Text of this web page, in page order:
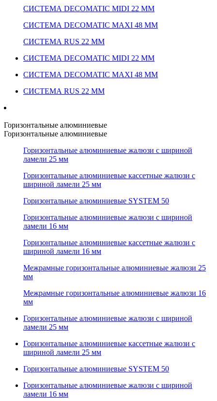
СИСТЕМА DECOMATIC MIDI 22 ММ
СИСТЕМА DECOMATIC MAXI 48 ММ
СИСТЕМА RUS 22 ММ
СИСТЕМА DECOMATIC MIDI 22 ММ
СИСТЕМА DECOMATIC MAXI 48 ММ
СИСТЕМА RUS 22 ММ
Горизонтальные алюминиевые
Горизонтальные алюминиевые
Горизонтальные алюминиевые жалюзи с шириной
ламели 25 мм
Горизонтальные алюминиевые кассетные жалюзи с
шириной ламели 25 мм
Горизонтальные алюминиевые SYSTEM 50
Горизонтальные алюминиевые жалюзи с шириной
ламели 16 мм
Горизонтальные алюминиевые кассетные жалюзи с
шириной ламели 16 мм
Межрамные горизонтальные алюминиевые жалюзи 25
мм
Межрамные горизонтальные алюминиевые жалюзи 16
мм
Горизонтальные алюминиевые жалюзи с шириной
ламели 25 мм
Горизонтальные алюминиевые кассетные жалюзи с
шириной ламели 25 мм
Горизонтальные алюминиевые SYSTEM 50
Горизонтальные алюминиевые жалюзи с шириной
ламели 16 мм